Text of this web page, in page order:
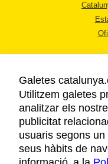
Galetes
Utilitzem galetes
analitzar els
publicitat
usuaris segons
seus hàbits de